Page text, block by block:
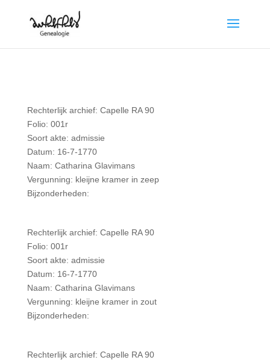
Rechterlijk archief: Capelle RA 90
Folio: 001r
Soort akte: admissie
Datum: 16-7-1770
Naam: Catharina Glavimans
Vergunning: kleijne kramer in zeep
Bijzonderheden:
Rechterlijk archief: Capelle RA 90
Folio: 001r
Soort akte: admissie
Datum: 16-7-1770
Naam: Catharina Glavimans
Vergunning: kleijne kramer in zout
Bijzonderheden:
Rechterlijk archief: Capelle RA 90